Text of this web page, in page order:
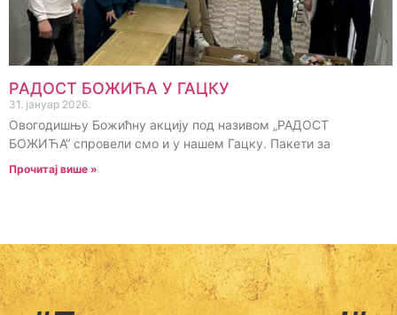
РАДОСТ БОЖИЋА У ГАЦКУ
31. јануар 2026.
Овогодишњу Божићну акцију под називом „РАДОСТ
БОЖИЋА“ спровели смо и у нашем Гацку. Пакети за
Прочитај више »